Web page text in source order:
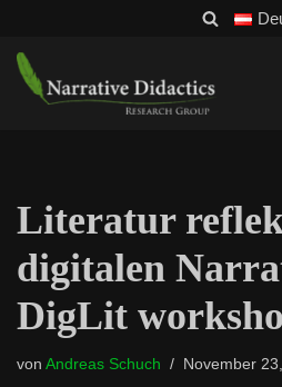
Zum
Inhalt
Literatur
digitalen
DigLit
von Andreas Schuch November